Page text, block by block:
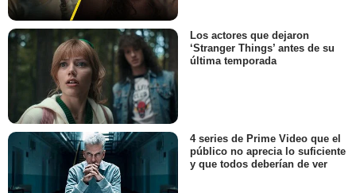
Los actores que dejaron
‘Stranger Things’ antes de su
última temporada
4 series de Prime Video que el
público no aprecia lo suficiente
y que todos deberían de ver